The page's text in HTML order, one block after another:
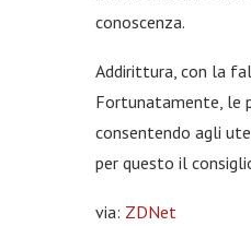
conoscenza.
Addirittura, con la
Fortunatamente, le
consentendo agli
per questo il
via: ZDNet